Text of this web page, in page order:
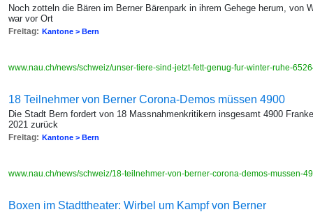
Noch zotteln die Bären im Berner Bärenpark in ihrem Gehege herum, von
war vor Ort
Freitag: Kantone > Bern
www.nau.ch/news/schweiz/unser-tiere-sind-jetzt-fett-genug-fur-winter-ruhe-
18 Teilnehmer von Berner Corona-Demos müssen 4900
Die Stadt Bern fordert von 18 Massnahmenkritikern insgesamt 4900
2021 zurück
Freitag: Kantone > Bern
www.nau.ch/news/schweiz/18-teilnehmer-von-berner-corona-demos-mussen-
Boxen im Stadttheater: Wirbel um Kampf von Berner